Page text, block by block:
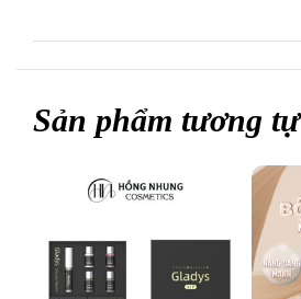
Sản phẩm tương tự